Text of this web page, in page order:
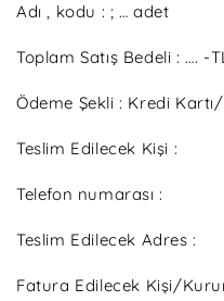
Adı , kodu : ; … adet
Toplam Satış Bedeli : …. -
Ödeme Şekli : Kredi
Teslim Edilecek Kişi :
Telefon numarası :
Teslim Edilecek Adres :
Fatura Edilecek Kişi/